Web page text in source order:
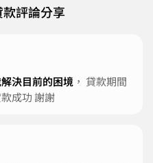
評論分享
決目前的困境 ， 貸款期間
成功 謝謝